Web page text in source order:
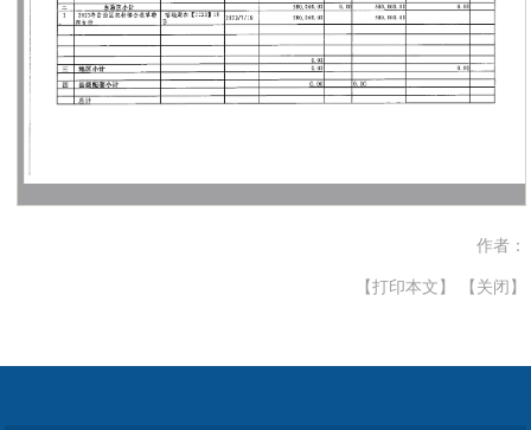
作者：
【打印本文】 【关闭】